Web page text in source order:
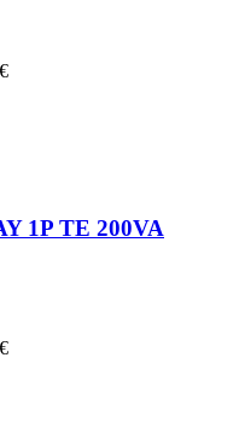
€
1P TE 200VA
€